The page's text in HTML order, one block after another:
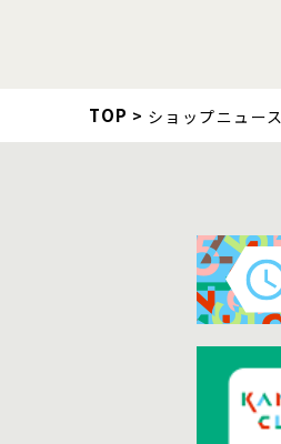
TOP ショップニュース